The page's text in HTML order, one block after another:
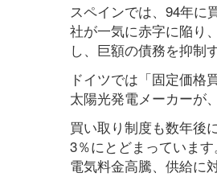
スペインでは、94年に
社が一気に赤字に陥り
し、巨額の債務を抑制
ドイツでは「固定価
太陽光発電メーカーが
買い取り制度も数年後
3％にとどまっていま
電気料金高騰、供給に